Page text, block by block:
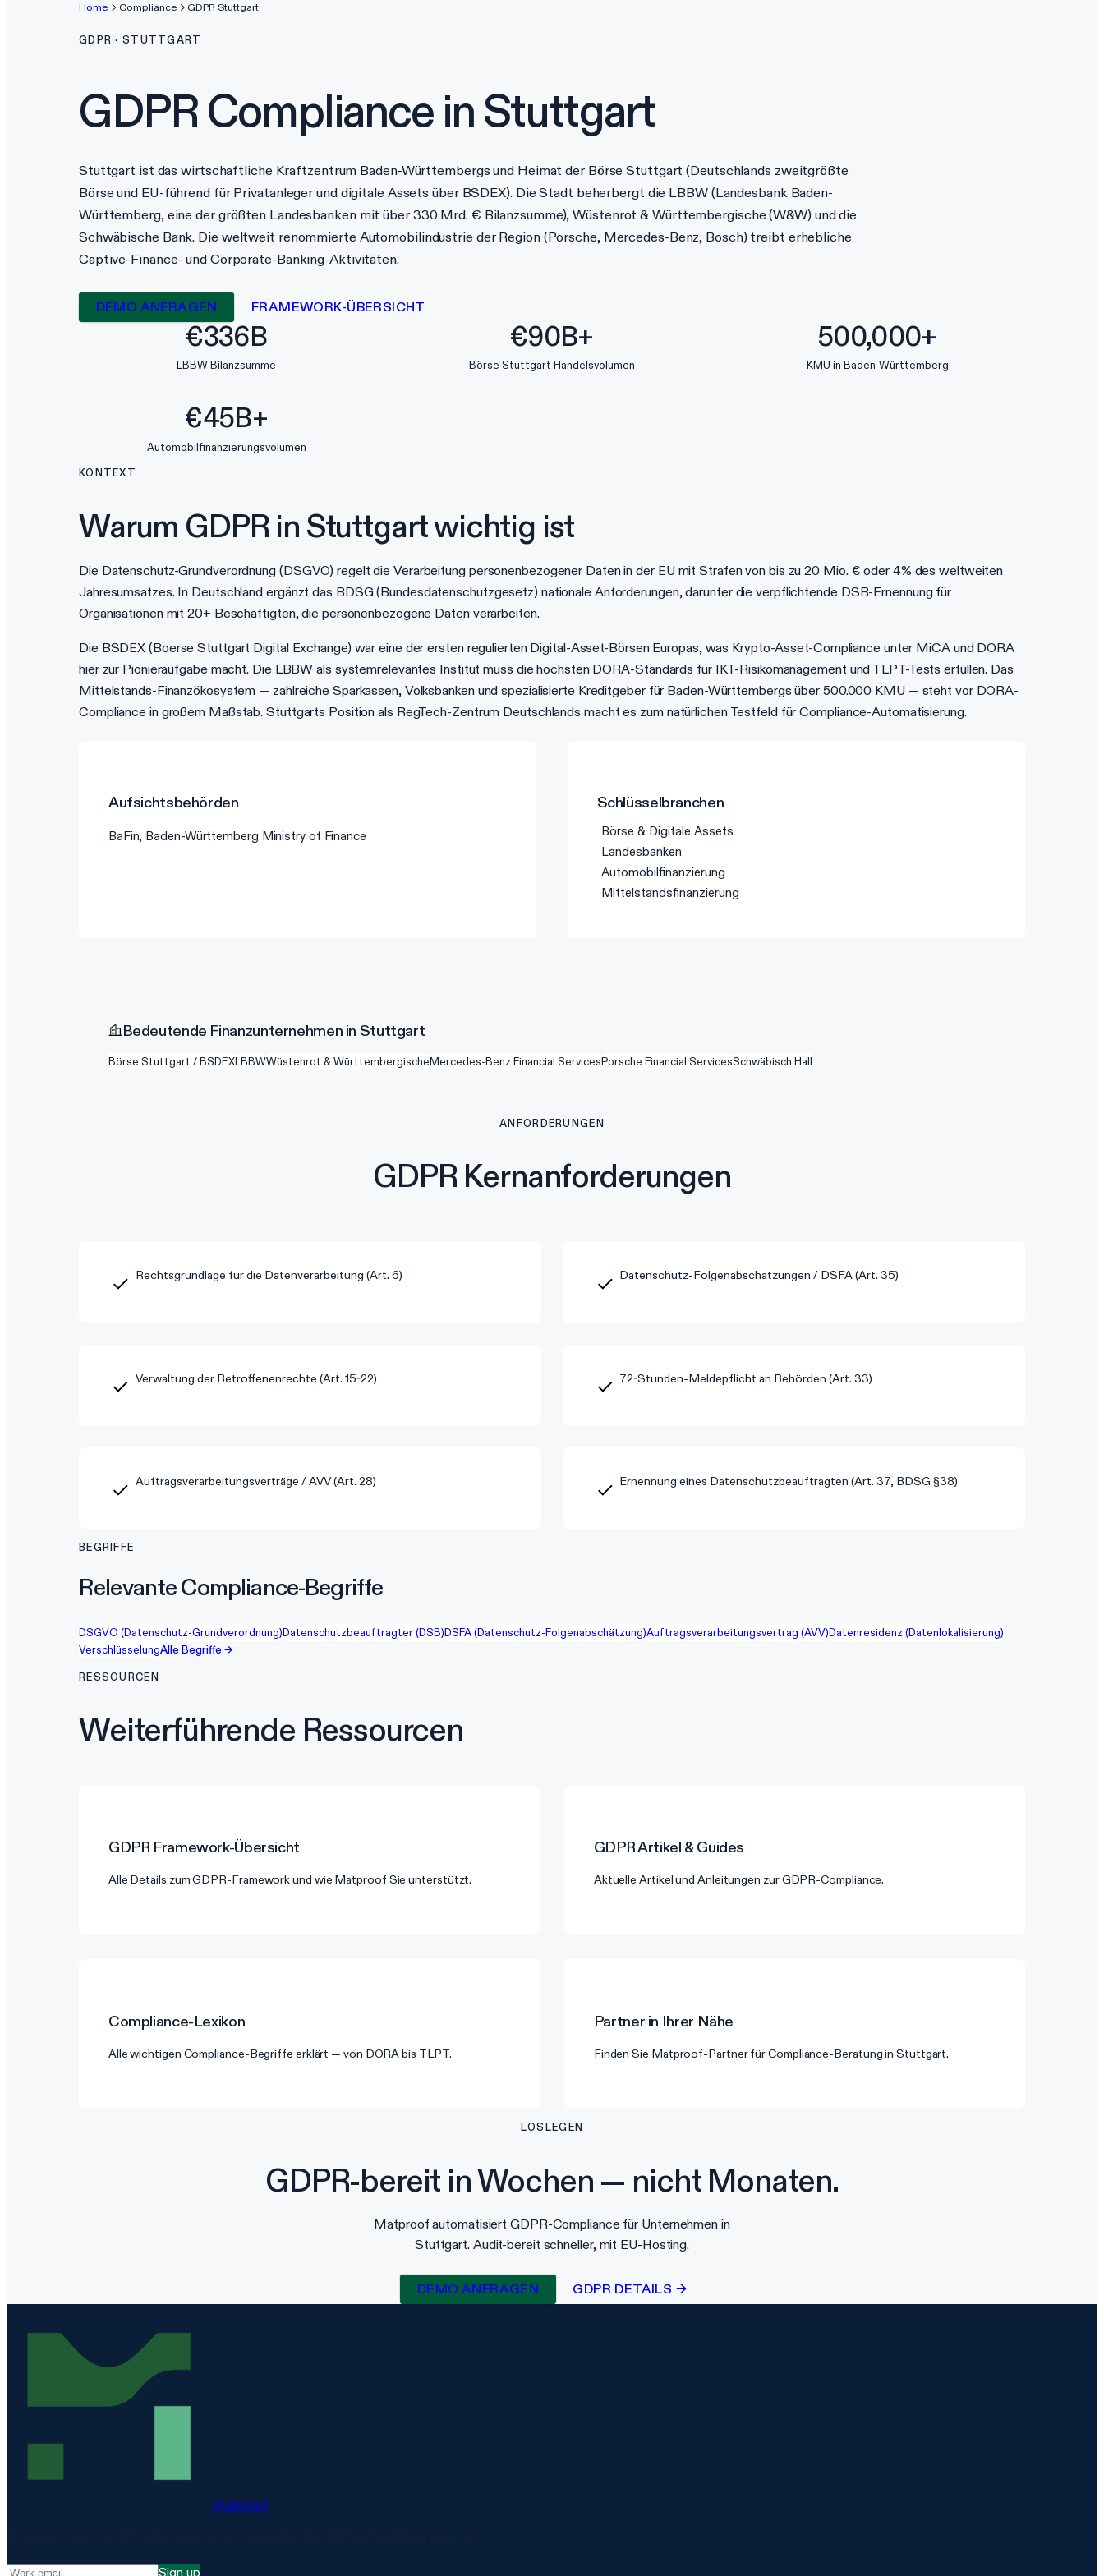
Home Compliance GDPR Stuttgart
GDPR ·STUTTGART
GDPRCompliance inStuttgart
Stuttgart ist das wirtschaftliche Kraftzentrum Baden-Württembergs und Heimat der Börse Stuttgart (Deutschlands zweitgrößte
Börse und EU-führend für Privatanleger und digitale Assets über BSDEX). Die Stadt beherbergt die LBBW (Landesbank Baden-
Württemberg, eine der größten Landesbanken mit über 330 Mrd. € Bilanzsumme), Wüstenrot & Württembergische (W&W) und die
Schwäbische Bank. Die weltweit renommierte Automobilindustrie der Region (Porsche, Mercedes-Benz, Bosch) treibt erhebliche
Captive-Finance- und Corporate-Banking-Aktivitäten.
DEMO ANFRAGEN FRAMEWORK-ÜBERSICHT
€336B
LBBW Bilanzsumme
€90B+
Börse Stuttgart Handelsvolumen
500,000+
KMU in Baden-Württemberg
€45B+
Automobilfinanzierungsvolumen
KONTEXT
Warum GDPR in Stuttgart wichtig ist
Die Datenschutz-Grundverordnung (DSGVO) regelt die Verarbeitung personenbezogener Daten in der EU mit Strafen von bis zu 20 Mio. € oder 4% des weltweiten
Jahresumsatzes. In Deutschland ergänzt das BDSG (Bundesdatenschutzgesetz) nationale Anforderungen, darunter die verpflichtende DSB-Ernennung für
Organisationen mit 20+ Beschäftigten, die personenbezogene Daten verarbeiten.
Die BSDEX (Boerse Stuttgart Digital Exchange) war eine der ersten regulierten Digital-Asset-Börsen Europas, was Krypto-Asset-Compliance unter MiCA und DORA
hier zur Pionieraufgabe macht. Die LBBW als systemrelevantes Institut muss die höchsten DORA-Standards für IKT-Risikomanagement und TLPT-Tests erfüllen. Das
Mittelstands-Finanzökosystem — zahlreiche Sparkassen, Volksbanken und spezialisierte Kreditgeber für Baden-Württembergs über 500.000 KMU — steht vor DORA-
Compliance in großem Maßstab. Stuttgarts Position als RegTech-Zentrum Deutschlands macht es zum natürlichen Testfeld für Compliance-Automatisierung.
Aufsichtsbehörden
BaFin, Baden-Württemberg Ministry of Finance
Schlüsselbranchen
Börse & Digitale Assets
Landesbanken
Automobilfinanzierung
Mittelstandsfinanzierung
Bedeutende Finanzunternehmen in Stuttgart
Börse Stuttgart / BSDEXLBBWWüstenrot & WürttembergischeMercedes-Benz Financial ServicesPorsche Financial ServicesSchwäbisch Hall
ANFORDERUNGEN
GDPR Kernanforderungen
Rechtsgrundlage für die Datenverarbeitung (Art. 6) Datenschutz-Folgenabschätzungen / DSFA (Art. 35)
Verwaltung der Betroffenenrechte (Art. 15-22) 72-Stunden-Meldepflicht an Behörden (Art. 33)
Auftragsverarbeitungsverträge / AVV (Art. 28) Ernennung eines Datenschutzbeauftragten (Art. 37, BDSG §38)
BEGRIFFE
Relevante Compliance-Begriffe
DSGVO (Datenschutz-Grundverordnung)Datenschutzbeauftragter (DSB)DSFA (Datenschutz-Folgenabschätzung)Auftragsverarbeitungsvertrag (AVV)Datenresidenz (Datenlokalisierung)
VerschlüsselungAlle Begriffe →
RESSOURCEN
Weiterführende Ressourcen
GDPR Framework-Übersicht
Alle Details zum GDPR-Framework und wie Matproof Sie unterstützt.
GDPRArtikel & Guides
Aktuelle Artikel und Anleitungen zur GDPR-Compliance.
Compliance-Lexikon
Alle wichtigen Compliance-Begriffe erklärt — von DORA bis TLPT.
Partner in Ihrer Nähe
Finden Sie Matproof-Partner für Compliance-Beratung in Stuttgart.
LOSLEGEN
GDPR-bereit in Wochen — nicht Monaten.
Matproof automatisiert GDPR-Compliance für Unternehmen in
Stuttgart. Audit-bereit schneller, mit EU-Hosting.
DEMO ANFRAGEN GDPR DETAILS →
Matproof
Sign up